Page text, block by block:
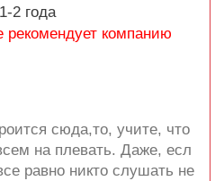
2 года
рекомендует компанию
сюда,то, учите, что
на плевать. Даже, есл
равно никто слушать не